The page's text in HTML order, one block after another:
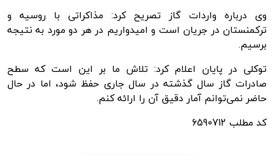
وی درباره واردات گاز تصریح کرد: مذاکراتی با روسیه و
ترکمنستان در جریان است و امیدواریم در هر دو مورد به نتیجه
برسیم.
توکلی در پایان اعلام کرد: تلاش ما بر این است که سطح
صادرات گاز سال گذشته در سال جاری حفظ شود، اما در حال
حاضر نمی‌توانم آمار دقیق آن را ارائه کنم.
کد مطلب 6590712